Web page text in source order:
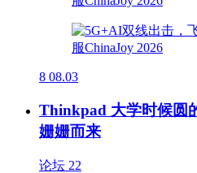
8 08.03
Thinkpad 大学时候圆
姗姗而来
论坛 22